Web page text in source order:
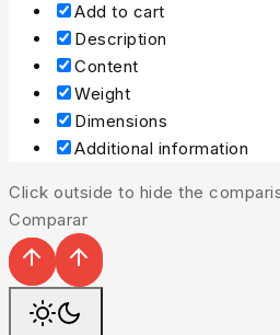
Add to cart
Description
Content
Weight
Dimensions
Additional information
Click outside to hide the
Comparar